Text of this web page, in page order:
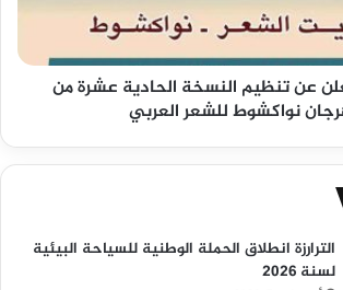
عن تنظيم النسخة الحادية عشرة من
نواكشوط للشعر العربي
الترارزة انطلاق الحملة الوطنية للسياحة البيئية
لسنة 2026